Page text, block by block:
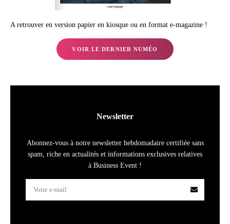
A retrouver en version papier en kiosque ou en format e-magazine !
VOIR LE DERNIER NUMÉO
Newsletter
Abonnez-vous à notre newsletter hebdomadaire certifiée sans
spam, riche en actualités et informations exclusives relatives
à Business Event !